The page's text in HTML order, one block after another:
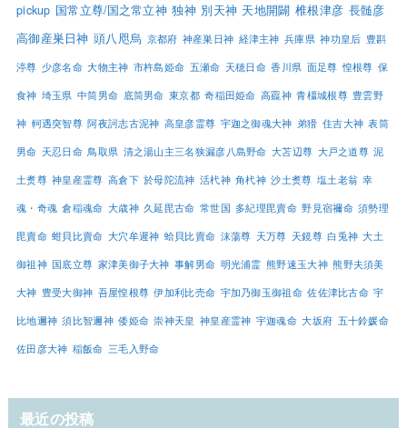
pickup 国常立尊/国之常立神 独神 別天神 天地開闢 椎根津彦 長髄彦
高御産巣日神 頭八咫烏 京都府 神産巣日神 経津主神 兵庫県 神功皇后 豊斟
渟尊 少彦名命 大物主神 市杵島姫命 五瀬命 天穂日命 香川県 面足尊 惶根尊 保
食神 埼玉県 中筒男命 底筒男命 東京都 奇稲田姫命 高龗神 青橿城根尊 豊雲野
神 軻遇突智尊 阿夜訶志古泥神 高皇彦霊尊 宇迦之御魂大神 弟猾 住吉大神 表筒
男命 天忍日命 鳥取県 清之湯山主三名狭漏彦八島野命 大苫辺尊 大戸之道尊 泥
土煑尊 神皇産霊尊 高倉下 於母陀流神 活杙神 角杙神 沙土煑尊 塩土老翁 幸
魂・奇魂 倉稲魂命 大歳神 久延毘古命 常世国 多紀理毘賣命 野見宿禰命 須勢理
毘賣命 蚶貝比賣命 大穴牟遲神 蛤貝比賣命 沫蕩尊 天万尊 天鏡尊 白兎神 大土
御祖神 国底立尊 家津美御子大神 事解男命 明光浦霊 熊野速玉大神 熊野夫須美
大神 豊受大御神 吾屋惶根尊 伊加利比売命 宇加乃御玉御祖命 佐佐津比古命 宇
比地邇神 須比智邇神 倭姫命 崇神天皇 神皇産霊神 宇迦魂命 大坂府 五十鈴媛命
佐田彦大神 稲飯命 三毛入野命
最近の投稿